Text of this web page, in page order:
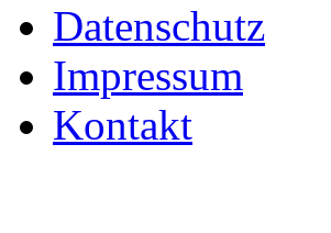
Datenschutz
Impressum
Kontakt